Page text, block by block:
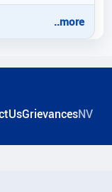
..more
GrievancesNV